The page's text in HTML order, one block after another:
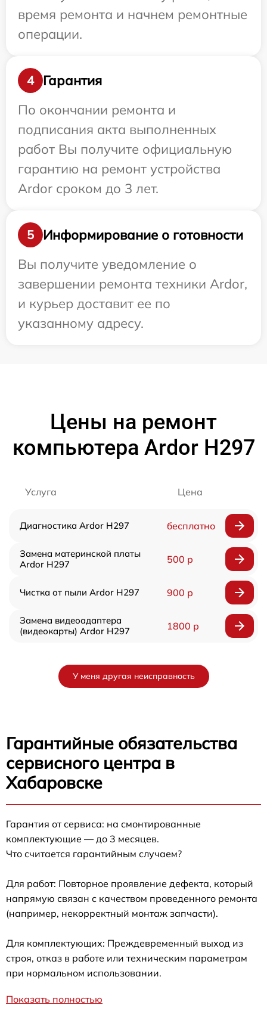
время ремонта и начнем ремонтные
операции.
4
Гарантия
По окончании ремонта и
подписания акта выполненных
работ Вы получите официальную
гарантию на ремонт устройства
Ardor сроком до 3 лет.
5
Информирование о готовности
Вы получите уведомление о
завершении ремонта техники Ardor,
и курьер доставит ее по
указанному адресу.
Цены на ремонт
компьютера Ardor H297
Услуга Цена
Диагностика Ardor H297 бесплатно
Замена материнской платы
Ardor H297
500 р
Чистка от пыли Ardor H297 900 р
Замена видеоадаптера
(видеокарты) Ardor H297
1800 р
У меня другая неисправность
Гарантийные обязательства
сервисного центра в
Хабаровске
Гарантия от сервиса: на смонтированные
комплектующие — до 3 месяцев.
Что считается гарантийным случаем?
Для работ: Повторное проявление дефекта, который
напрямую связан с качеством проведенного ремонта
(например, некорректный монтаж запчасти).
Для комплектующих: Преждевременный выход из
строя, отказ в работе или техническим параметрам
при нормальном использовании.
Показать полностью